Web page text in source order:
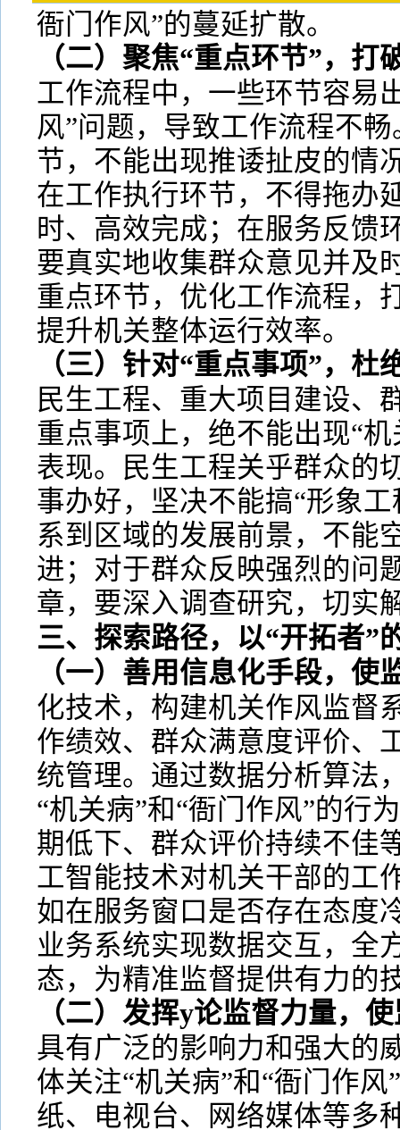
衙门作风”的蔓延扩散。
（二）聚焦“重点环节”，打
工作流程中，一些环节容易
风”问题，导致工作流程不
节，不能出现推诿扯皮的情
在工作执行环节，不得拖办
时、高效完成；在服务反馈
要真实地收集群众意见并及
重点环节，优化工作流程，
提升机关整体运行效率。
（三）针对“重点事项”，杜
民生工程、重大项目建设、
重点事项上，绝不能出现“
表现。民生工程关乎群众的
事办好，坚决不能搞“形象
系到区域的发展前景，不能
进；对于群众反映强烈的问
章，要深入调查研究，切实
三、探索路径，以“开拓者”
（一）善用信息化手段，使
化技术，构建机关作风监督
作绩效、群众满意度评价、
统管理。通过数据分析算法
“机关病”和“衙门作风”的行
期低下、群众评价持续不佳
工智能技术对机关干部的工
如在服务窗口是否存在态度
业务系统实现数据交互，全
态，为精准监督提供有力的
（二）发挥y论监督力量，
具有广泛的影响力和强大的
体关注“机关病”和“衙门作
纸、电视台、网络媒体等多